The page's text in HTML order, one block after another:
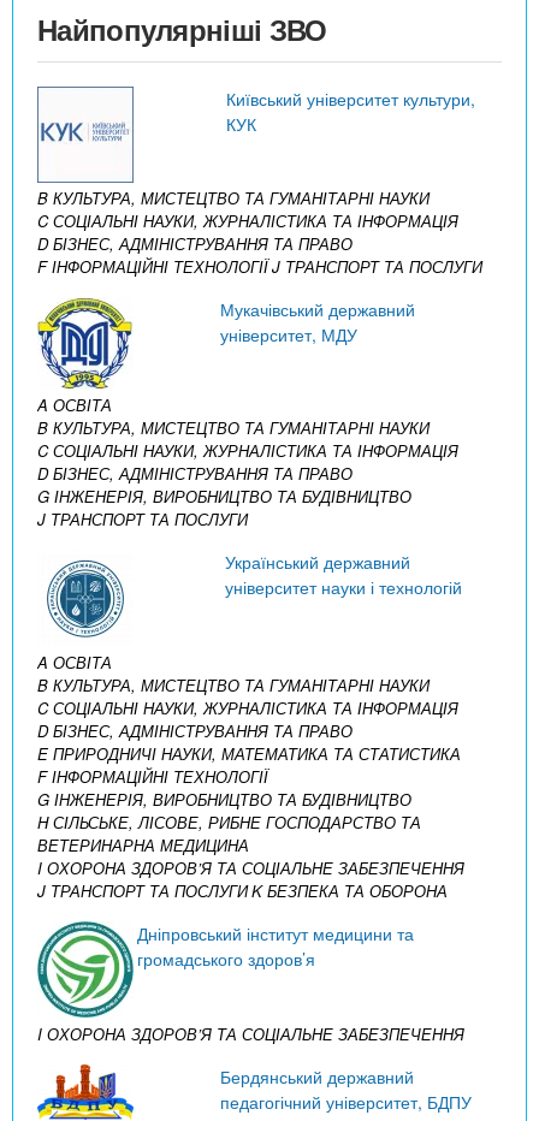
Найпопулярніші ЗВО
Київський університет культури,
КУК
B КУЛЬТУРА, МИСТЕЦТВО ТА ГУМАНІТАРНІ НАУКИ
C СОЦІАЛЬНІ НАУКИ, ЖУРНАЛІСТИКА ТА ІНФОРМАЦІЯ
D БІЗНЕС, АДМІНІСТРУВАННЯ ТА ПРАВО
F ІНФОРМАЦІЙНІ ТЕХНОЛОГІЇJ ТРАНСПОРТ ТА ПОСЛУГИ
Мукачівський державний
університет, МДУ
A ОСВІТА
B КУЛЬТУРА, МИСТЕЦТВО ТА ГУМАНІТАРНІ НАУКИ
C СОЦІАЛЬНІ НАУКИ, ЖУРНАЛІСТИКА ТА ІНФОРМАЦІЯ
D БІЗНЕС, АДМІНІСТРУВАННЯ ТА ПРАВО
G ІНЖЕНЕРІЯ, ВИРОБНИЦТВО ТА БУДІВНИЦТВО
J ТРАНСПОРТ ТА ПОСЛУГИ
Український державний
університет науки і технологій
A ОСВІТА
B КУЛЬТУРА, МИСТЕЦТВО ТА ГУМАНІТАРНІ НАУКИ
C СОЦІАЛЬНІ НАУКИ, ЖУРНАЛІСТИКА ТА ІНФОРМАЦІЯ
D БІЗНЕС, АДМІНІСТРУВАННЯ ТА ПРАВО
E ПРИРОДНИЧІ НАУКИ, МАТЕМАТИКА ТА СТАТИСТИКА
F ІНФОРМАЦІЙНІ ТЕХНОЛОГІЇ
G ІНЖЕНЕРІЯ, ВИРОБНИЦТВО ТА БУДІВНИЦТВО
H СІЛЬСЬКЕ, ЛІСОВЕ, РИБНЕ ГОСПОДАРСТВО ТА
ВЕТЕРИНАРНА МЕДИЦИНА
I ОХОРОНА ЗДОРОВ’Я ТА СОЦІАЛЬНЕ ЗАБЕЗПЕЧЕННЯ
J ТРАНСПОРТ ТА ПОСЛУГИK БЕЗПЕКА ТА ОБОРОНА
Дніпровський інститут медицини та
громадського здоров’я
I ОХОРОНА ЗДОРОВ’Я ТА СОЦІАЛЬНЕ ЗАБЕЗПЕЧЕННЯ
Бердянський державний
педагогічний університет, БДПУ